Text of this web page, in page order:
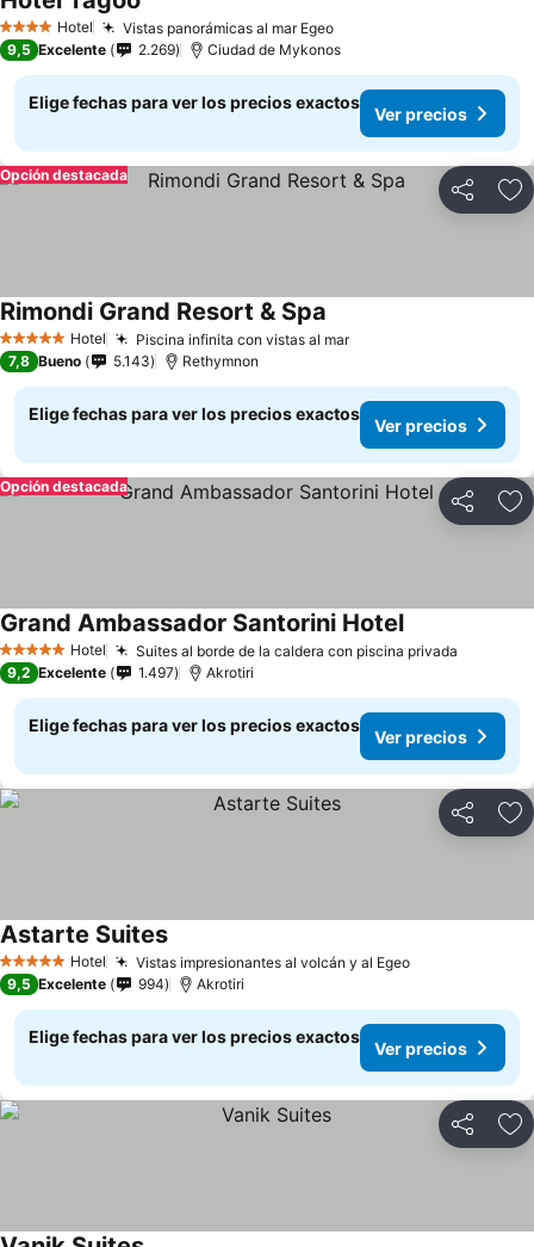
4 EstrellasHotel Vistas panorámicas al mar Egeo
9,5 Excelente 2.269 Ciudad de Mykonos
Elige fechas para ver los precios exactos
Ver precios
Compartir
Opción destacada
5 Estrellas Hotel Piscina infinita con vistas al mar
Rimondi Grand Resort & Spa
7,8 Bueno 5.143 Rethymnon
Elige fechas para ver los precios exactos
Ver precios
Compartir
Opción destacada
5 Estrellas Hotel Suites al borde de la caldera con piscina privada
Grand Ambassador Santorini Hotel
9,2 Excelente 1.497 Akrotiri
Elige fechas para ver los precios exactos
Ver precios
Compartir
5 Estrellas Hotel Vistas impresionantes al volcán y al Egeo
Astarte Suites
9,5 Excelente 994 Akrotiri
Elige fechas para ver los precios exactos
Ver precios
Compartir